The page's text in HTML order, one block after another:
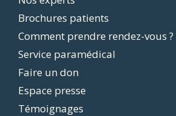
menu
Brochures patients
Comment prendre rendez-vous ?
Service paramédical
Faire un don
Espace presse
Témoignages